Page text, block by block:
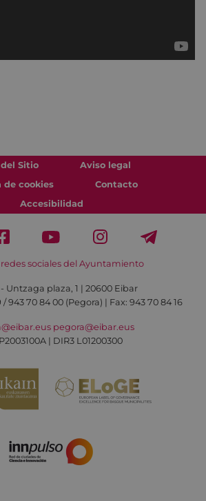
Sitio
Aviso legal
de cookies
Contacto
Accesibilidad
redes sociales del Ayuntamiento
Untzaga plaza, 1 | 20600 Eibar
/ 943 70 84 00 (Pegora) | Fax: 943 70 84 16
pegora@eibar.eus
| DIR3 L01200300